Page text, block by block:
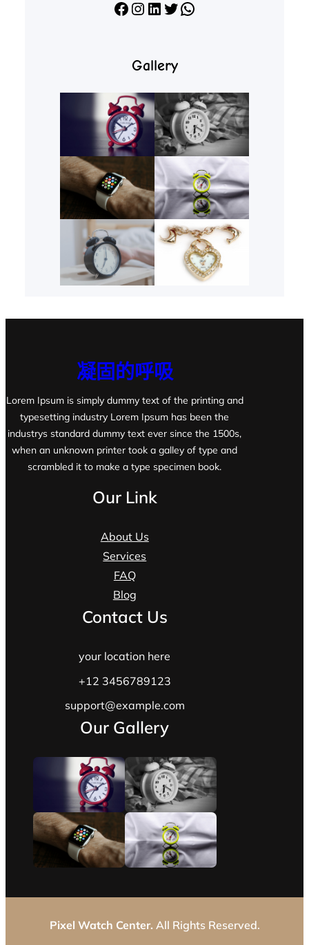
Facebook Instagram LinkedIn X WhatsApp
Gallery
凝固的呼吸
Lorem Ipsum is simply dummy text of the printing and
typesetting industry Lorem Ipsum has been the
industrys standard dummy text ever since the 1500s,
when an unknown printer took a galley of type and
scrambled it to make a type specimen book.
Our Link
About Us
Services
FAQ
Blog
Contact Us
your location here
+12 3456789123
support@example.com
Our Gallery
Pixel Watch Center. All Rights Reserved.